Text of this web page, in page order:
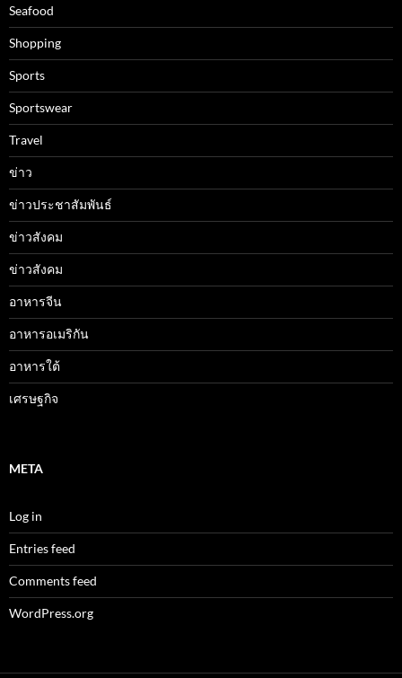
Seafood
Shopping
Sports
Sportswear
Travel
ข่าว
ข่าวประชาสัมพันธ์
ข่าวสังคม
ข่าวสังคม
อาหารจีน
อาหารอเมริกัน
อาหารใต้
เศรษฐกิจ
META
Log in
Entries feed
Comments feed
WordPress.org